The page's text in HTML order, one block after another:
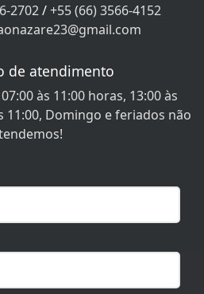
2702/+55 (66) 3566-4152
de atendimento
às 11:00 horas, 13:00 às
11:00, Domingo e feriados não